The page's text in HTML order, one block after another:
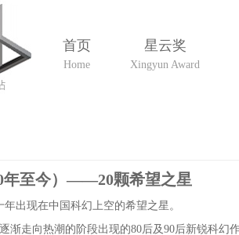
首页
Home
星云奖
Xingyun Award
年至今）——20颗希望之星
出现在中国科幻上空的希望之星。
走向热潮的阶段出现的80后及90后新锐科幻